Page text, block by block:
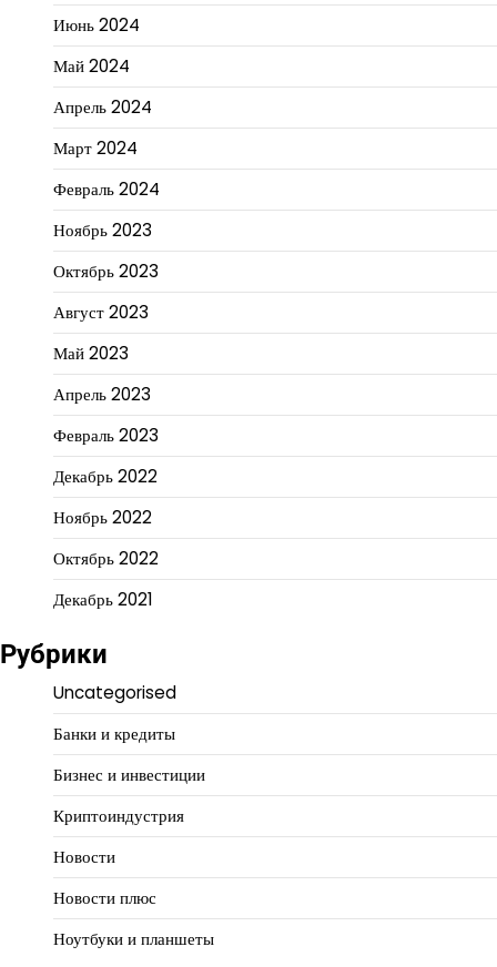
Июнь 2024
Май 2024
Апрель 2024
Март 2024
Февраль 2024
Ноябрь 2023
Октябрь 2023
Август 2023
Май 2023
Апрель 2023
Февраль 2023
Декабрь 2022
Ноябрь 2022
Октябрь 2022
Декабрь 2021
Рубрики
Uncategorised
Банки и кредиты
Бизнес и инвестиции
Криптоиндустрия
Новости
Новости плюс
Ноутбуки и планшеты